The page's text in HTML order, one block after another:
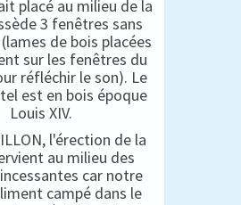
placé au milieu de la
3 fenêtres sans
de bois placées
sur les fenêtres du
réfléchir le son). Le
est en bois époque
Louis XIV.
l'érection de la
au milieu des
car notre
campé dans le